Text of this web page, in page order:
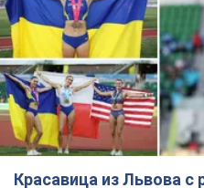
историческую медаль
чемпионате мира по
Видео
Наша соотечественница
9 часов назад 42,6 т.
Бритни Спирс
красоты и показала